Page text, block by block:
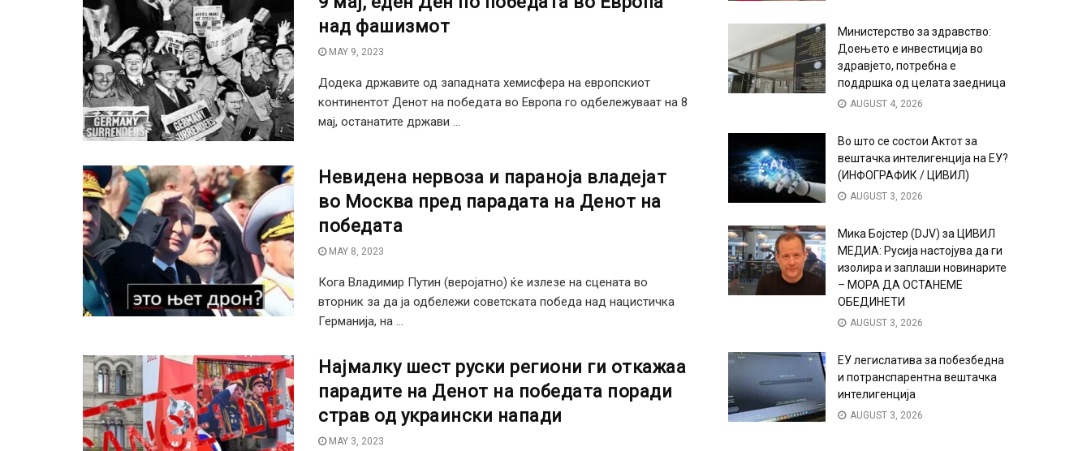
над фашизмот
MAY 9, 2023
Додека државите од западната хемисфера на европскиот
континентот Денот на победата во Европа го одбележуваат на 8
мај, останатите држави ...
Невидена нервоза и параноја владејат
во Москва пред парадата на Денот на
победата
MAY 8, 2023
Кога Владимир Путин (веројатно) ќе излезе на сцената во
вторник за да ја одбележи советската победа над нацистичка
Германија, на ...
Најмалку шест руски региони ги откажаа
парадите на Денот на победата поради
страв од украински напади
MAY 3, 2023
Министерство за здравство:
Доењето е инвестиција во
здравјето, потребна е
поддршка од целата заедница
AUGUST 4, 2026
Во што се состои Актот за
вештачка интелигенција на ЕУ?
(ИНФОГРАФИК / ЦИВИЛ)
AUGUST 3, 2026
Мика Бојстер (DJV) за ЦИВИЛ
МЕДИА: Русија настојува да ги
изолира и заплаши новинарите
– МОРА ДА ОСТАНЕМЕ
ОБЕДИНЕТИ
AUGUST 3, 2026
ЕУ легислатива за побезбедна
и потранспарентна вештачка
интелигенција
AUGUST 3, 2026